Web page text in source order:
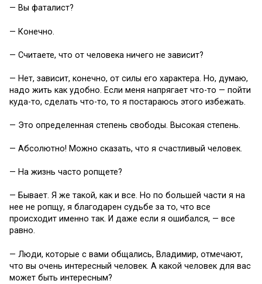
— Вы фаталист?
— Конечно.
— Считаете, что от человека ничего не зависит?
— Нет, зависит, конечно, от силы его характера. Но, думаю,
надо жить как удобно. Если меня напрягает что-то — пойти
куда-то, сделать что-то, то я постараюсь этого избежать.
— Это определенная степень свободы. Высокая степень.
— Абсолютно! Можно сказать, что я счастливый человек.
— На жизнь часто ропщете?
— Бывает. Я же такой, как и все. Но по большей части я на
нее не ропщу, я благодарен судьбе за то, что все
происходит именно так. И даже если я ошибался, — все
равно.
— Люди, которые с вами общались, Владимир, отмечают,
что вы очень интересный человек. А какой человек для вас
может быть интересным?